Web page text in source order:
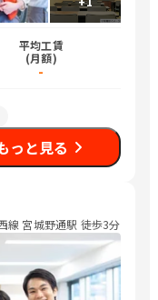
平均工賃
(月額)
-
っと見る
線 宮城野通駅 徒歩3分